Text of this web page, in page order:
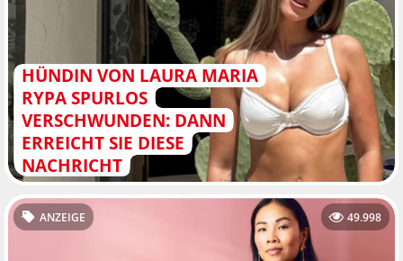
HÜNDIN VON LAURA MARIA
RYPA SPURLOS
VERSCHWUNDEN: DANN
ERREICHT SIE DIESE
NACHRICHT
ANZEIGE 49.998